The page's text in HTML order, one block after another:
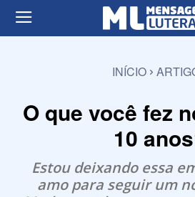
INÍCIO
O que você fez
10
Estou deixando essa
amo para seguir um